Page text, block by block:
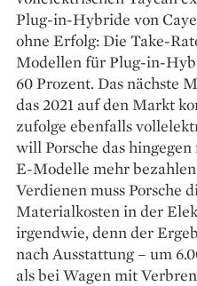
Plug-in-Hybride von
ohne Erfolg: Die Take-
Modellen für Plug-in-
60 Prozent. Das nächste
das 2021 auf den Markt
zufolge ebenfalls
will Porsche das
E-Modelle mehr
Verdienen muss Porsche
Materialkosten in der
irgendwie, denn der
nach Ausstattung – um
als bei Wagen mit